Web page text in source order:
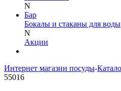
N
Бар
Бокалы и стаканы для воды
N
Акции
Интернет магазин посуды-
55016